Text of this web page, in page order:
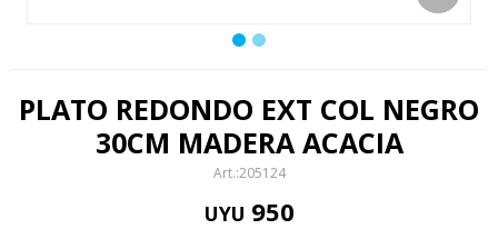
PLATO REDONDO EXT COL NEGRO
30CM MADERA ACACIA
205124
UYU 950